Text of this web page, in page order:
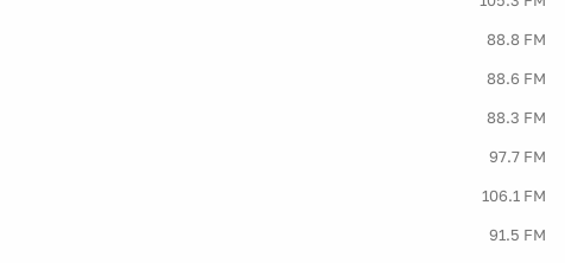
88.8 FM
88.6 FM
88.3 FM
97.7 FM
106.1 FM
91.5 FM